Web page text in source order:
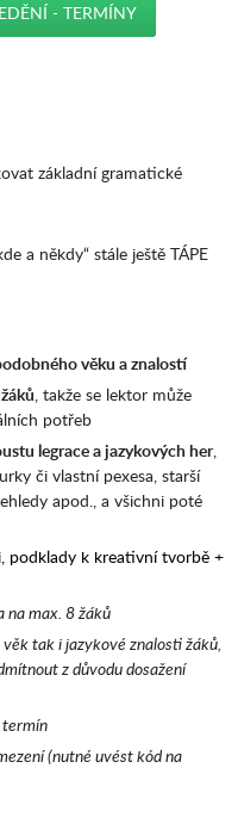
- TERMÍNY
základní gramatické
a někdy“ stále ještě TÁPE
věku a znalostí
, takže se lektor může
potřeb
legrace a jazykových her,
či vlastní pexesa, starší
apod., a všichni poté
podklady k kreativní tvorbě +
na max. 8 žáků
tak i jazykové znalosti žáků,
z důvodu dosažení
termín
(nutné uvést kód na